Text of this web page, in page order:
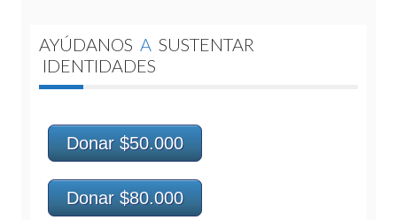
AYÚDANOS A SUSTENTAR
IDENTIDADES
Donar $50.000
Donar $80.000